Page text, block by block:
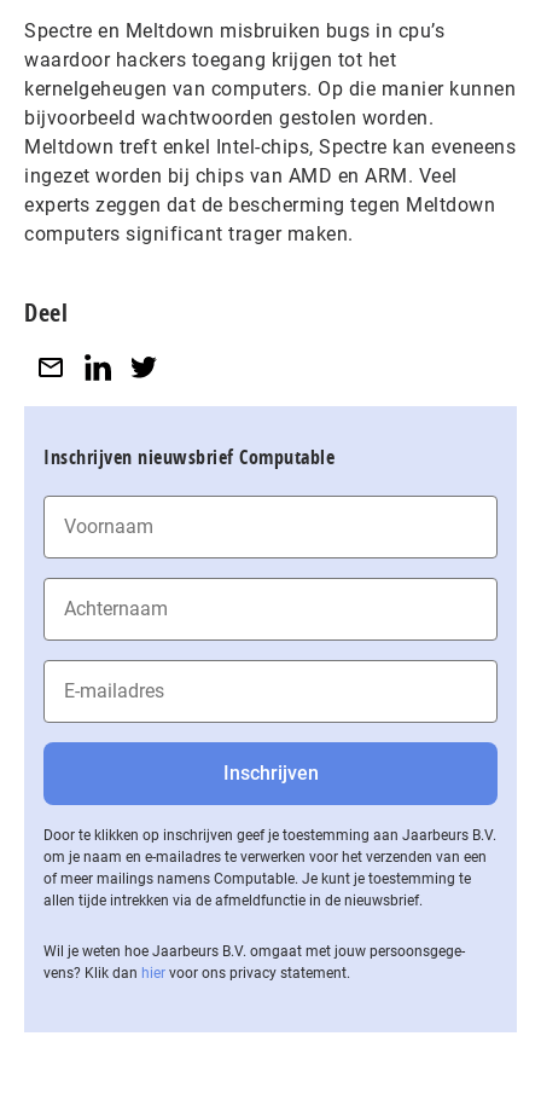
Spectre en Meltdown misbruiken bugs in cpu’s
waardoor hackers toegang krijgen tot het
kernelgeheugen van computers. Op die manier kunnen
bijvoorbeeld wachtwoorden gestolen worden.
Meltdown treft enkel Intel-chips, Spectre kan eveneens
ingezet worden bij chips van AMD en ARM. Veel
experts zeggen dat de bescherming tegen Meltdown
computers significant trager maken.
Deel
Inschrijven nieuwsbrief Computable
Door te klikken op inschrijven geef je toestemming aan Jaarbeurs B.V.
om je naam en e-mailadres te verwerken voor het verzenden van een
of meer mailings namens Computable. Je kunt je toestemming te
allen tijde intrekken via de af­meld­func­tie in de nieuwsbrief.
Wil je weten hoe Jaarbeurs B.V. omgaat met jouw per­soons­ge­ge­
vens? Klik dan hier voor ons privacy statement.